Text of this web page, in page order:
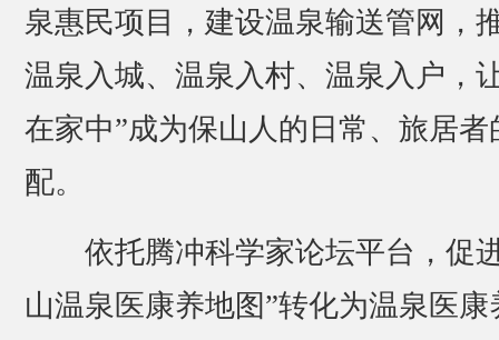
泉惠民项目，建设温泉输送管网，
温泉入城、温泉入村、温泉入户，
在家中”成为保山人的日常、旅居者
配。
依托腾冲科学家论坛平台，促
山温泉医康养地图”转化为温泉医康